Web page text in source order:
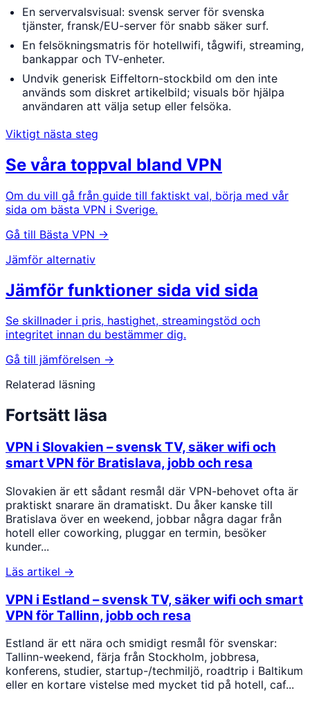
En servervalsvisual: svensk server för svenska
tjänster, fransk/EU-server för snabb säker surf.
En felsökningsmatris för hotellwifi, tågwifi, streaming,
bankappar och TV-enheter.
Undvik generisk Eiffeltorn-stockbild om den inte
används som diskret artikelbild; visuals bör hjälpa
användaren att välja setup eller felsöka.
Viktigt nästa steg
Se våra toppval bland VPN
Om du vill gå från guide till faktiskt val, börja med vår
sida om bästa VPN i Sverige.
Gå till Bästa VPN →
Jämför alternativ
Jämför funktioner sida vid sida
Se skillnader i pris, hastighet, streamingstöd och
integritet innan du bestämmer dig.
Gå till jämförelsen →
Relaterad läsning
Fortsätt läsa
VPN i Slovakien – svensk TV, säker wifi och
smart VPN för Bratislava, jobb och resa
Slovakien är ett sådant resmål där VPN-behovet ofta är
praktiskt snarare än dramatiskt. Du åker kanske till
Bratislava över en weekend, jobbar några dagar från
hotell eller coworking, pluggar en termin, besöker
kunder...
Läs artikel →
VPN i Estland – svensk TV, säker wifi och smart
VPN för Tallinn, jobb och resa
Estland är ett nära och smidigt resmål för svenskar:
Tallinn-weekend, färja från Stockholm, jobbresa,
konferens, studier, startup-/techmiljö, roadtrip i Baltikum
eller en kortare vistelse med mycket tid på hotell, caf...